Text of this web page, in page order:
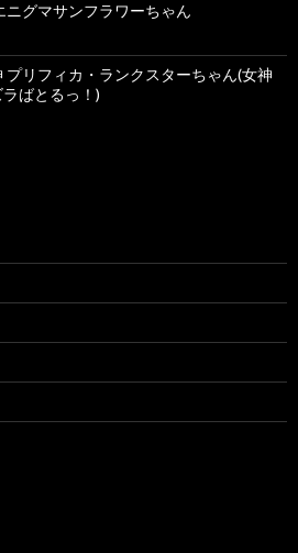
ニグマサンフラワーちゃん
プリフィカ・ランクスターちゃん(女神
ばとるっ！)